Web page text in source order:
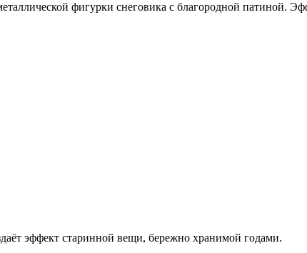
фигурки снеговика с благородной патиной.
эффект старинной вещи, бережно хранимой годами.